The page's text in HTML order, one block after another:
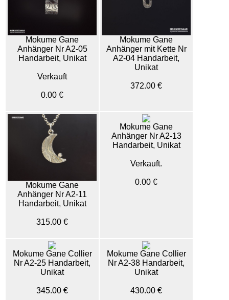
Mokume Gane
Anhänger Nr A2-05
Handarbeit, Unikat
Verkauft
0.00 €
Mokume Gane
Anhänger mit Kette Nr
A2-04 Handarbeit,
Unikat
372.00 €
Mokume Gane
Anhänger Nr A2-11
Handarbeit, Unikat
315.00 €
Mokume Gane
Anhänger Nr A2-13
Handarbeit, Unikat
Verkauft.
0.00 €
Mokume Gane Collier
Nr A2-25 Handarbeit,
Unikat
345.00 €
Mokume Gane Collier
Nr A2-38 Handarbeit,
Unikat
430.00 €